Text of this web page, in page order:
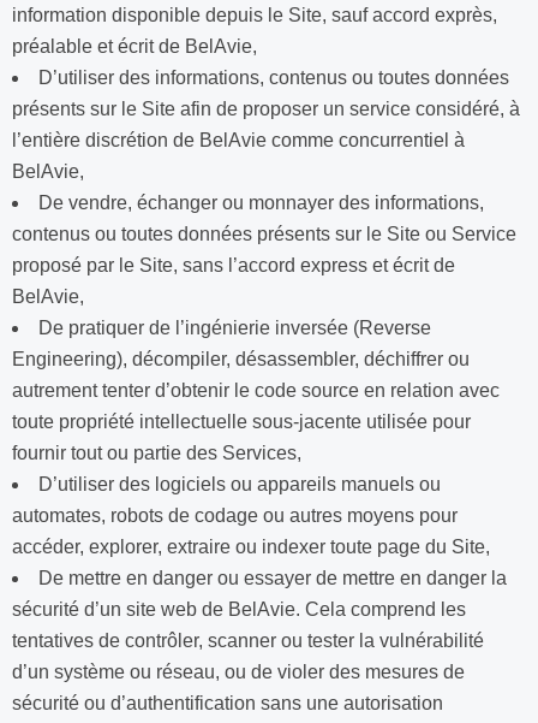
information disponible depuis le Site, sauf accord exprès,
préalable et écrit de BelAvie,
D’utiliser des informations, contenus ou toutes données
présents sur le Site afin de proposer un service considéré, à
l’entière discrétion de BelAvie comme concurrentiel à
BelAvie,
De vendre, échanger ou monnayer des informations,
contenus ou toutes données présents sur le Site ou Service
proposé par le Site, sans l’accord express et écrit de
BelAvie,
De pratiquer de l’ingénierie inversée (Reverse
Engineering), décompiler, désassembler, déchiffrer ou
autrement tenter d’obtenir le code source en relation avec
toute propriété intellectuelle sous-jacente utilisée pour
fournir tout ou partie des Services,
D’utiliser des logiciels ou appareils manuels ou
automates, robots de codage ou autres moyens pour
accéder, explorer, extraire ou indexer toute page du Site,
De mettre en danger ou essayer de mettre en danger la
sécurité d’un site web de BelAvie. Cela comprend les
tentatives de contrôler, scanner ou tester la vulnérabilité
d’un système ou réseau, ou de violer des mesures de
sécurité ou d’authentification sans une autorisation